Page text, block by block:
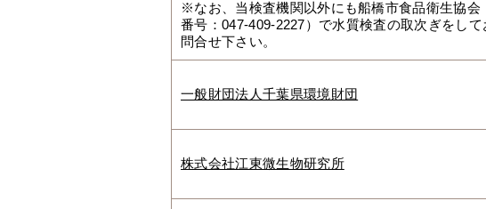
※なお、当検査機関以外にも船橋市食品衛生協会
番号：047-409-2227）で水質検査の取次ぎをし
問合せ下さい。
一般財団法人千葉県環境財団
株式会社江東微生物研究所